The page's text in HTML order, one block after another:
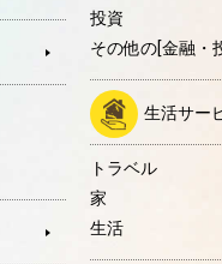
投資
その他の[金融・
生活サー
トラベル
家
生活